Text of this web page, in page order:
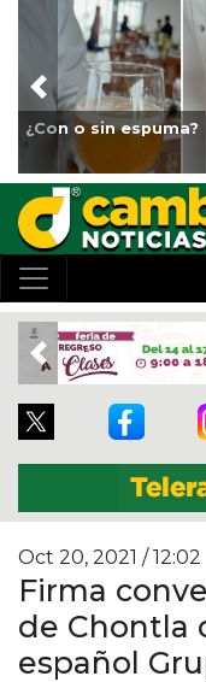
Previous
Previous
Oct 20, 2021 / 12:02
Firma
de Chontla
español